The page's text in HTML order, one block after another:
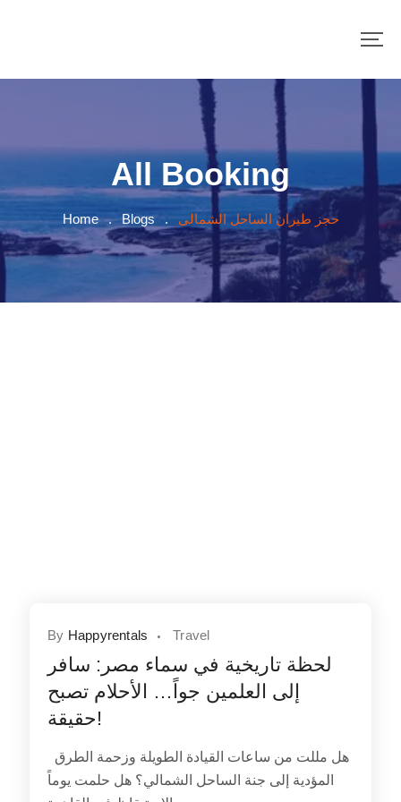
All Booking
Home . Blogs . حجز طيران الساحل الشمالى
By Happyrentals Travel
لحظة تاريخية في سماء مصر: سافر
إلى العلمين جواً… الأحلام تصبح
حقيقة!
المؤدية إلى جنة الساحل الشمالي؟ هل حلمت يوماً